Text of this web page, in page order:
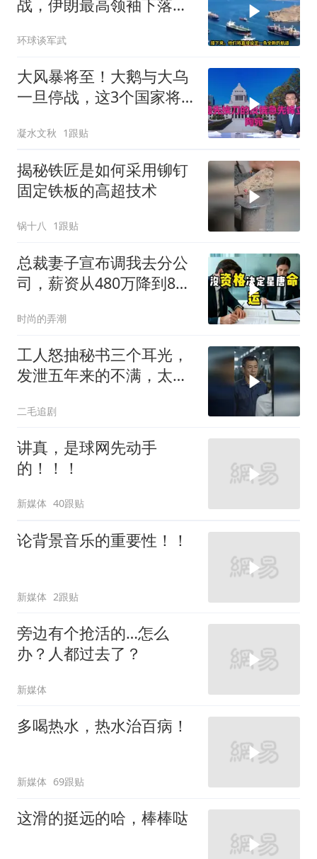
战，伊朗最高领袖下落不
环球谈军武
大风暴将至！大鹅与大乌
一旦停战，这3个国家将
凝水文秋 1跟贴
揭秘铁匠是如何采用铆钉
固定铁板的高超技术
锅十八 1跟贴
总裁妻子宣布调我去分公
司，薪资从480万降到8
时尚的弄潮
工人怒抽秘书三个耳光，
发泄五年来的不满，太解
二毛追剧
讲真，是球网先动手
的！！！
新媒体 40跟贴
论背景音乐的重要性！！
新媒体 2跟贴
旁边有个抢活的…怎么
办？人都过去了？
新媒体
多喝热水，热水治百病！
新媒体 69跟贴
这滑的挺远的哈，棒棒哒